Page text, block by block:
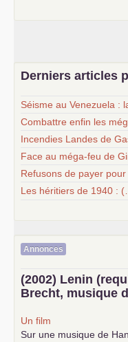
Derniers articles
Séisme au Venezuela :
Combattre enfin les
Incendies Landes de
Face au méga-feu de
Refusons de payer
Les héritiers de 1940 :
Annonces
(2002) Lenin
Brecht, musique
Un film
Sur une musique de